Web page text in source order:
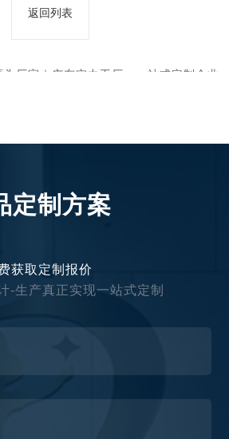
章一站式定做
返回列表
头厂家｜广东实力工厂，一站式定制企业
定制方案
获取定制报价
-生产真正实现一站式定制